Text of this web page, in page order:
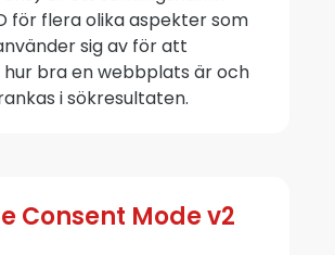
för flera olika aspekter som
sig av för att
bra en webbplats är och
i sökresultaten.
Consent Mode v2